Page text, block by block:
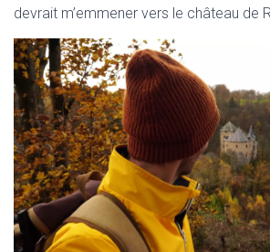
devrait m’emmener vers le château de